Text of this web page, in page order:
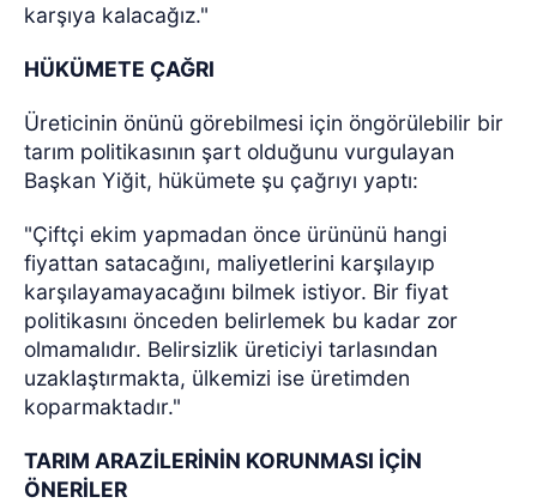
karşıya kalacağız."
HÜKÜMETE ÇAĞRI
Üreticinin önünü görebilmesi için öngörülebilir bir
tarım politikasının şart olduğunu vurgulayan
Başkan Yiğit, hükümete şu çağrıyı yaptı:
"Çiftçi ekim yapmadan önce ürününü hangi
fiyattan satacağını, maliyetlerini karşılayıp
karşılayamayacağını bilmek istiyor. Bir fiyat
politikasını önceden belirlemek bu kadar zor
olmamalıdır. Belirsizlik üreticiyi tarlasından
uzaklaştırmakta, ülkemizi ise üretimden
koparmaktadır."
TARIM ARAZİLERİNİN KORUNMASI İÇİN
ÖNERİLER